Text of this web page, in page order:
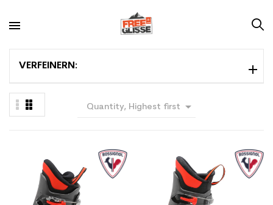
VERFEINERN:
Quantity, Highest first 